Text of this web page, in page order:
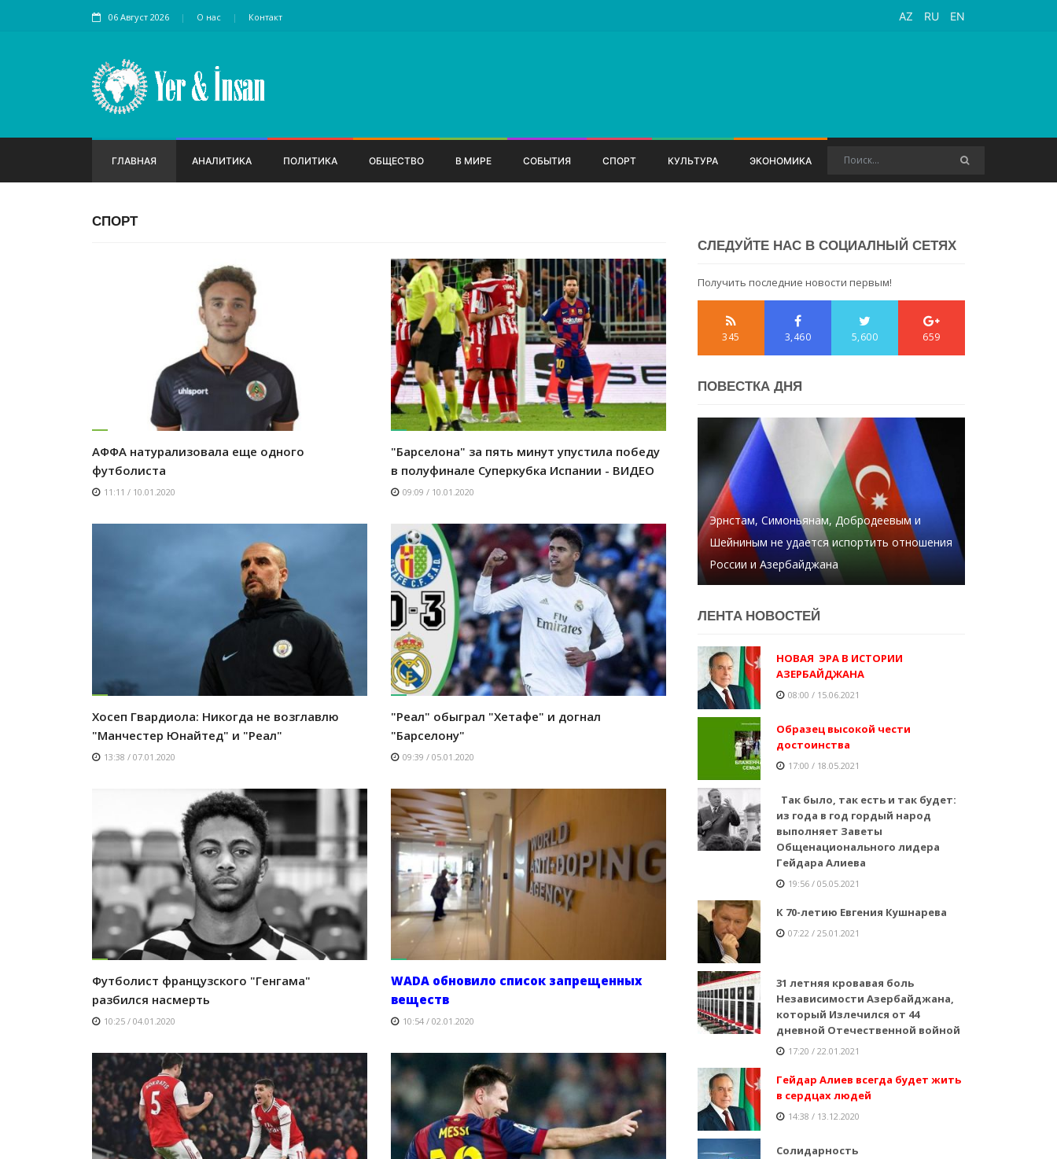
06 Август 2026 О нас Контакт AZ RU EN
ГЛАВНАЯ АНАЛИТИКА ПОЛИТИКА ОБЩЕСТВО В МИРЕ СОБЫТИЯ СПОРТ КУЛЬТУРА ЭКОНОМИКА
СПОРТ
АФФА натурализовала еще одного
футболиста
11:11 / 10.01.2020
"Барселона" за пять минут упустила победу
в полуфинале Суперкубка Испании - ВИДЕО
09:09 / 10.01.2020
Хосеп Гвардиола: Никогда не возглавлю
"Манчестер Юнайтед" и "Реал"
13:38 / 07.01.2020
"Реал" обыграл "Хетафе" и догнал
"Барселону"
09:39 / 05.01.2020
Футболист французского "Генгама"
разбился насмерть
10:25 / 04.01.2020
WADA обновило список запрещенных
веществ
10:54 / 02.01.2020
СЛЕДУЙТЕ НАС В СОЦИАЛНЫЙ СЕТЯХ
Получить последние новости первым!
345 3,460 5,600 659
ПОВЕСТКА ДНЯ
Эрнстам, Симоньянам, Добродеевым и
Шейниным не удается испортить отношения
России и Азербайджана
ЛЕНТA НОВОСТЕЙ
НОВАЯ ЭРА В ИСТОРИИ
АЗЕРБАЙДЖАНА
08:00 / 15.06.2021
Образец высокой чести
достоинства
17:00 / 18.05.2021
Так было, так есть и так будет:
из года в год гордый народ
выполняет Заветы
Общенационального лидера
Гейдара Алиева
19:56 / 05.05.2021
К 70-летию Евгения Кушнарева
07:22 / 25.01.2021
31 летняя кровавая боль
Независимости Азербайджана,
который Излечился от 44
дневной Отечественной войной
17:20 / 22.01.2021
Гейдар Алиев всегда будет жить
в сердцах людей
14:38 / 13.12.2020
Солидарность